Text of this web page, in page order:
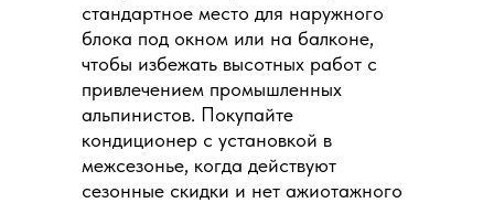
стандартное место для наружного
блока под окном или на балконе,
чтобы избежать высотных работ с
привлечением промышленных
альпинистов. Покупайте
кондиционер с установкой в
межсезонье, когда действуют
сезонные скидки и нет ажиотажного